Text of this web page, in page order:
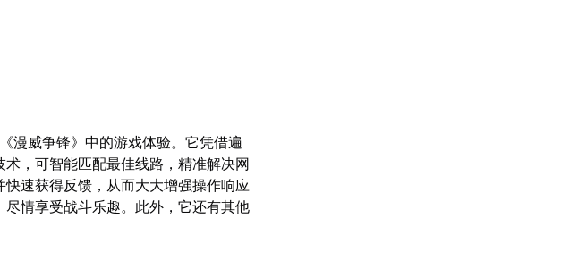
漫威争锋》中的游戏体验。它凭借遍
，可智能匹配最佳线路，精准解决网
速获得反馈，从而大大增强操作响应
情享受战斗乐趣。此外，它还有其他